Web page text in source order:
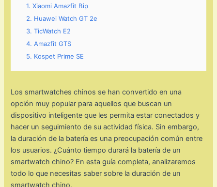
1. Xiaomi Amazfit Bip
2. Huawei Watch GT 2e
3. TicWatch E2
4. Amazfit GTS
5. Kospet Prime SE
Los smartwatches chinos se han convertido en una
opción muy popular para aquellos que buscan un
dispositivo inteligente que les permita estar conectados y
hacer un seguimiento de su actividad física. Sin embargo,
la duración de la batería es una preocupación común entre
los usuarios. ¿Cuánto tiempo durará la batería de un
smartwatch chino? En esta guía completa, analizaremos
todo lo que necesitas saber sobre la duración de un
smartwatch chino.